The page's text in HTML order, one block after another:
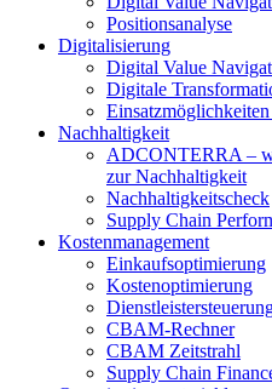
Positionsanalyse
Digitalisierung
Digital Value
Digitale
Nachhaltigkeit
ADCONTERRA –
zur Nachhaltigkeit
Nachhaltigkeitscheck
Supply Chain
Kostenmanagement
Einkaufsoptimierung
Kostenoptimierung
CBAM-Rechner
CBAM Zeitstrahl
Supply Chain